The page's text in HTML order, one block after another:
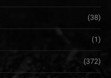
(38)
(1)
(372)